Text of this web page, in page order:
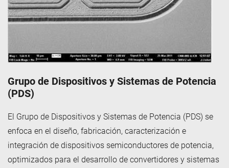
Grupo de Dispositivos y Sistemas de Potencia
(PDS)
El Grupo de Dispositivos y Sistemas de Potencia (PDS) se
enfoca en el diseño, fabricación, caracterización e
integración de dispositivos semiconductores de potencia,
optimizados para el desarrollo de convertidores y sistemas